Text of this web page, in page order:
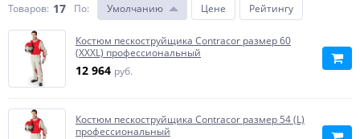
Товаров: 17 По: Умолчанию Цене Рейтингу
Костюм пескоструйщика Contracor размер 60
(XXXL) профессиональный
12 964 руб.
Костюм пескоструйщика Contracor размер 54 (L)
профессиональный